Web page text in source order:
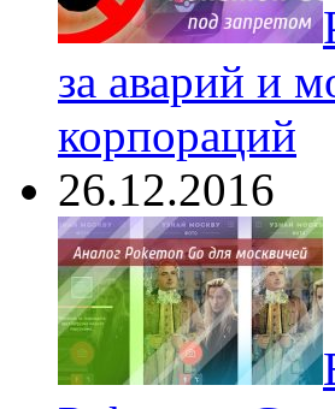
за аварий и
корпораций
26.12.2016